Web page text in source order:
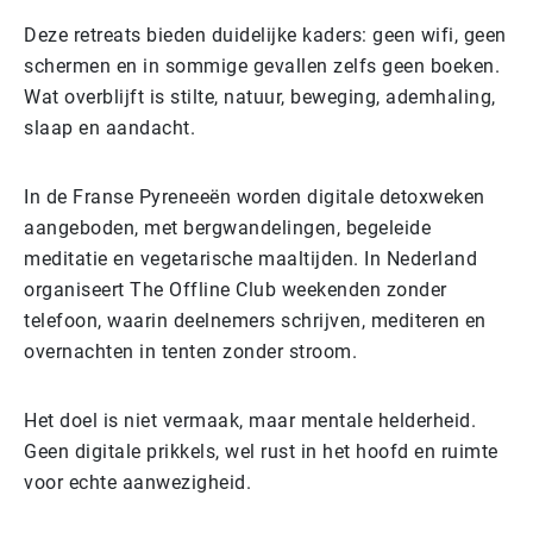
Deze retreats bieden duidelijke kaders: geen wifi, geen
schermen en in sommige gevallen zelfs geen boeken.
Wat overblijft is stilte, natuur, beweging, ademhaling,
slaap en aandacht.
In de Franse Pyreneeën worden digitale detoxweken
aangeboden, met bergwandelingen, begeleide
meditatie en vegetarische maaltijden. In Nederland
organiseert The Offline Club weekenden zonder
telefoon, waarin deelnemers schrijven, mediteren en
overnachten in tenten zonder stroom.
Het doel is niet vermaak, maar mentale helderheid.
Geen digitale prikkels, wel rust in het hoofd en ruimte
voor echte aanwezigheid.